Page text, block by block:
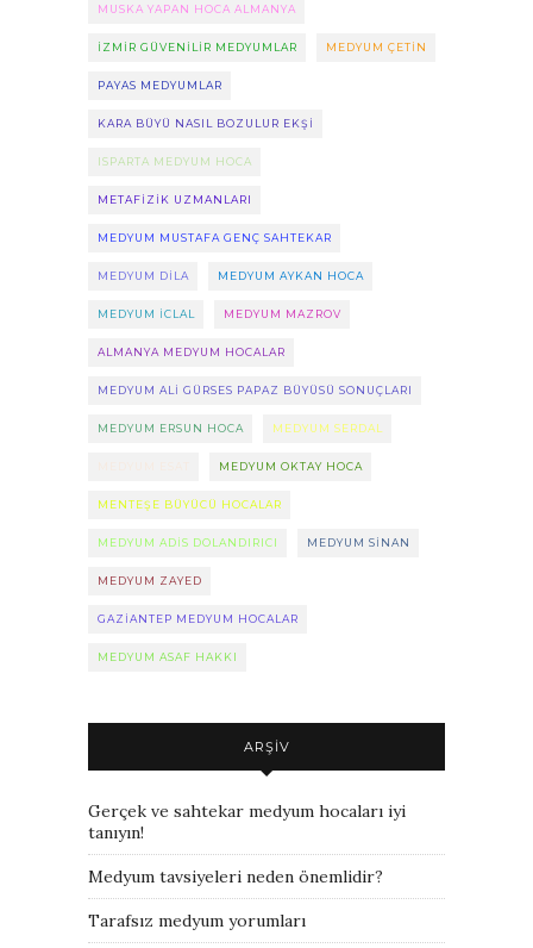
MUSKA YAPAN HOCA ALMANYA
IZMIR GÜVENILIR MEDYUMLAR MEDYUM ÇETIN
PAYAS MEDYUMLAR
KARA BÜYÜ NASIL BOZULUR EKŞI
ISPARTA MEDYUM HOCA
METAFIZIK UZMANLARI
MEDYUM MUSTAFA GENÇ SAHTEKAR
MEDYUM DILA MEDYUM AYKAN HOCA
MEDYUM ICLAL MEDYUM MAZROV
ALMANYA MEDYUM HOCALAR
MEDYUM ALI GÜRSES PAPAZ BÜYÜSÜ SONUÇLARI
MEDYUM ERSUN HOCA MEDYUM SERDAL
MEDYUM OKTAY HOCA
MENTEŞE BÜYÜCÜ HOCALAR
MEDYUM ADIS DOLANDIRICI MEDYUM SINAN
MEDYUM ZAYED
GAZIANTEP MEDYUM HOCALAR
MEDYUM ASAF HAKKI
ARŞIV
Gerçek ve sahtekar medyum hocaları iyi
tanıyın!
Medyum tavsiyeleri neden önemlidir?
Tarafsız medyum yorumları